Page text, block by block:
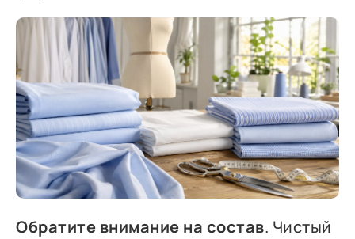
Обратите внимание на состав. Чистый